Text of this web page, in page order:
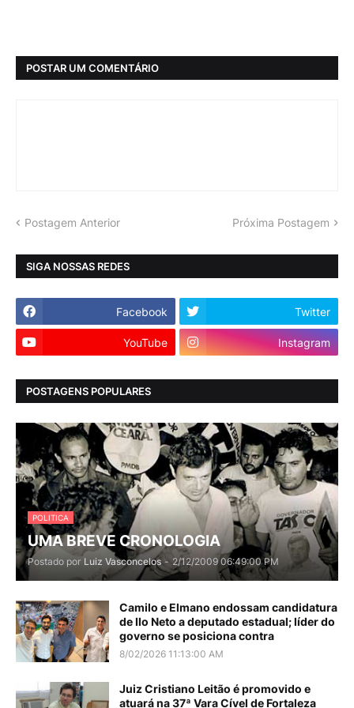
POSTAR UM COMENTÁRIO
Postagem Anterior Próxima Postagem
SIGA NOSSAS REDES
Facebook Twitter
YouTube Instagram
POSTAGENS POPULARES
POLITICA
UMA BREVE CRONOLOGIA
Postado por Luiz Vasconcelos - 2/12/2009 06:49:00 PM
Camilo e Elmano endossam candidatura
de Ilo Neto a deputado estadual; líder do
governo se posiciona contra
8/02/2026 11:13:00 AM
Juiz Cristiano Leitão é promovido e
atuará na 37ª Vara Cível de Fortaleza